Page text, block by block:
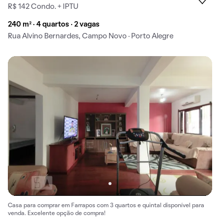
R$ 142 Condo. + IPTU
240 m² · 4 quartos · 2 vagas
Rua Alvino Bernardes, Campo Novo · Porto Alegre
Casa para comprar em Farrapos com 3 quartos e quintal disponível para
venda. Excelente opção de compra!